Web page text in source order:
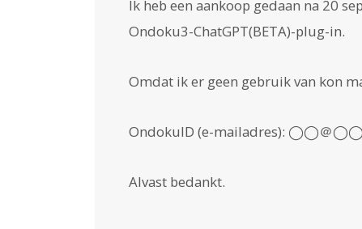
Ik heb een aankoop gedaan na 20
Ondoku3-ChatGPT(BETA)-plug-in.
Omdat ik er geen gebruik van kon
OndokuID (e-mailadres): ◯◯＠◯◯
Alvast bedankt.